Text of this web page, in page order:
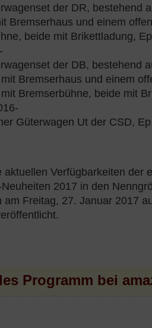
der DR, bestehend
Bremserhaus und einem
beide mit Brikettladung,
der DB, bestehend
Bremserhaus und einem
Bremserbühne, beide mit
Güterwagen Ut der CSD,
aktuellen Verfügbarkeiten der
2017 in den
am Freitag, 27. Januar 2017
Programm bei